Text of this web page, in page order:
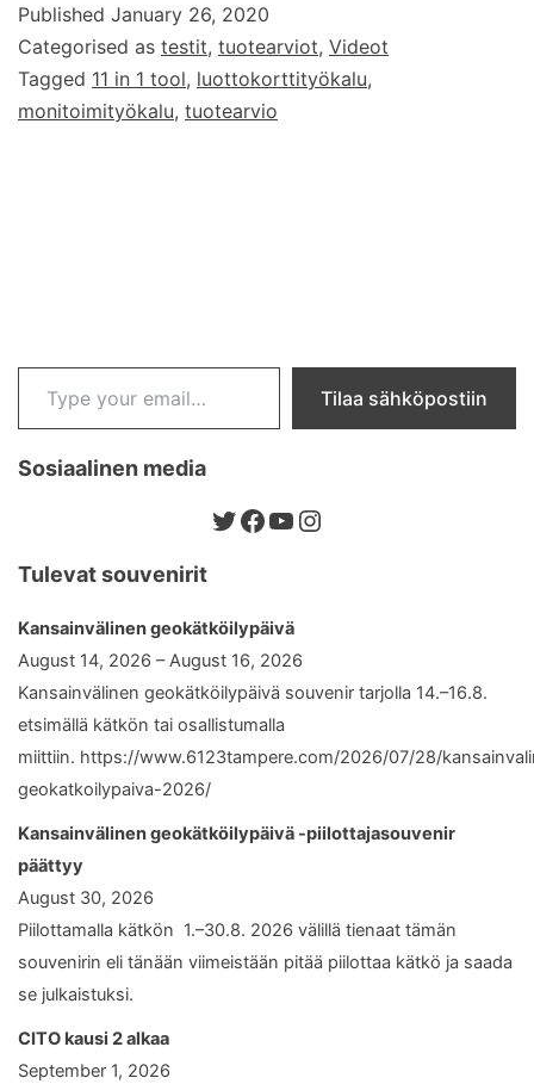
Published January 26, 2020
Categorised as testit, tuotearviot, Videot
Tagged 11 in 1 tool, luottokorttityökalu,
monitoimityökalu, tuotearvio
Type your email…
Tilaa sähköpostiin
Sosiaalinen media
Twitter
Facebook
YouTube
Instagram
Tulevat souvenirit
Kansainvälinen geokätköilypäivä
August 14, 2026 – August 16, 2026
Kansainvälinen geokätköilypäivä souvenir tarjolla 14.–16.8.
etsimällä kätkön tai osallistumalla
miittiin. https://www.6123tampere.com/2026/07/28/
geokatkoilypaiva-2026/
Kansainvälinen geokätköilypäivä -piilottajasouvenir
päättyy
August 30, 2026
Piilottamalla kätkön 1.–30.8. 2026 välillä tienaat tämän
souvenirin eli tänään viimeistään pitää piilottaa kätkö ja saada
se julkaistuksi.
CITO kausi 2 alkaa
September 1, 2026